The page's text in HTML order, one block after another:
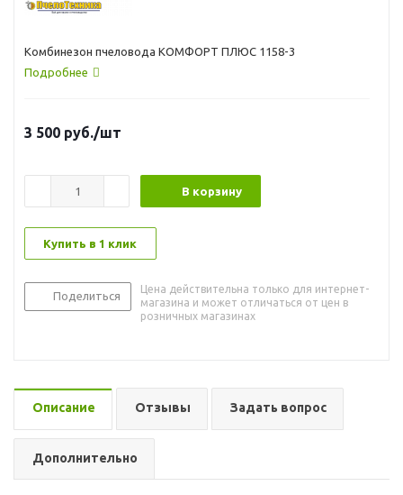
Комбинезон пчеловода КОМФОРТ ПЛЮС 1158-3
Подробнее
3 500 руб./шт
В корзину
Купить в 1 клик
Поделиться
Цена действительна только для интернет-
магазина и может отличаться от цен в
розничных магазинах
Описание Отзывы Задать вопрос
Дополнительно